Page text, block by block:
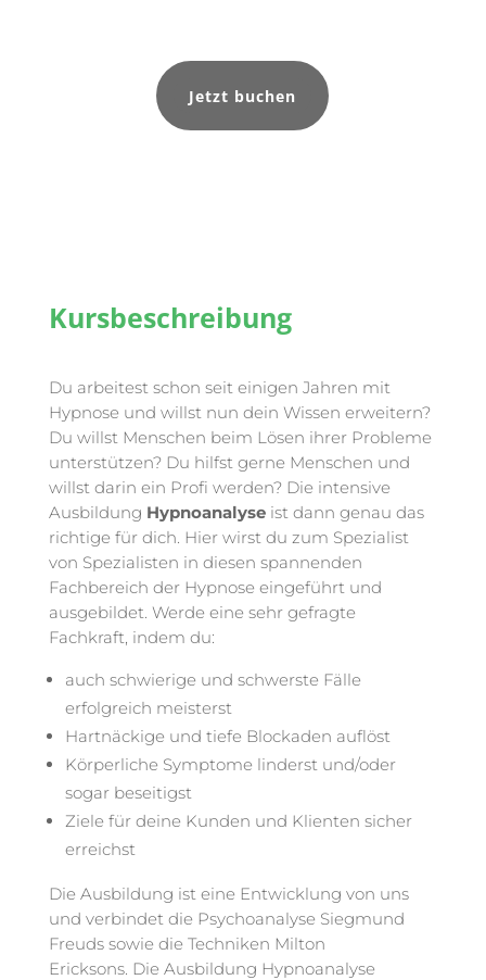
Jetzt buchen
Kursbeschreibung
Du arbeitest schon seit einigen Jahren mit
Hypnose und willst nun dein Wissen erweitern?
Du willst Menschen beim Lösen ihrer Probleme
unterstützen? Du hilfst gerne Menschen und
willst darin ein Profi werden? Die intensive
Ausbildung Hypnoanalyseist dann genau das
richtige für dich. Hier wirst du zum Spezialist
von Spezialisten in diesen spannenden
Fachbereich der Hypnose eingeführt und
ausgebildet. Werde eine sehr gefragte
Fachkraft, indem du:
auch schwierige und schwerste Fälle
erfolgreich meisterst
Hartnäckige und tiefe Blockaden auflöst
Körperliche Symptome linderst und/oder
sogar beseitigst
Ziele für deine Kunden und Klienten sicher
erreichst
Die Ausbildung ist eine Entwicklung von uns
und verbindet die Psychoanalyse Siegmund
Freuds sowie die Techniken Milton
Ericksons. Die Ausbildung Hypnoanalyse